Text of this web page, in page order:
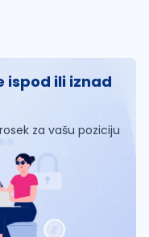
ispod ili iznad
za vašu poziciju